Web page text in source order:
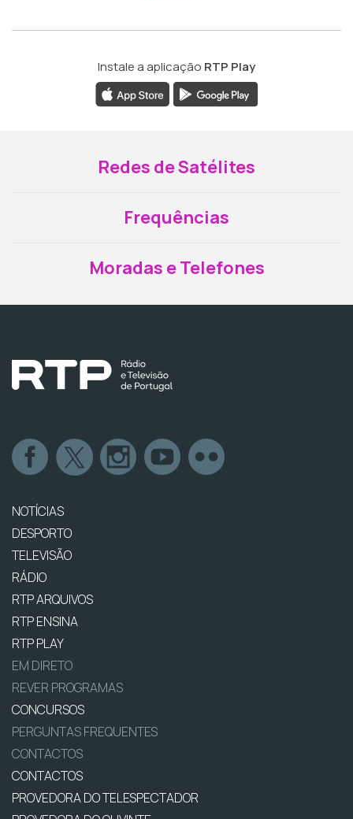
Instale a aplicação RTP Play
Redes de Satélites
Frequências
Moradas e Telefones
NOTÍCIAS
DESPORTO
TELEVISÃO
RÁDIO
RTP ARQUIVOS
RTP ENSINA
RTP PLAY
EM DIRETO
REVER PROGRAMAS
CONCURSOS
PERGUNTAS FREQUENTES
CONTACTOS
CONTACTOS
PROVEDORA DO TELESPECTADOR